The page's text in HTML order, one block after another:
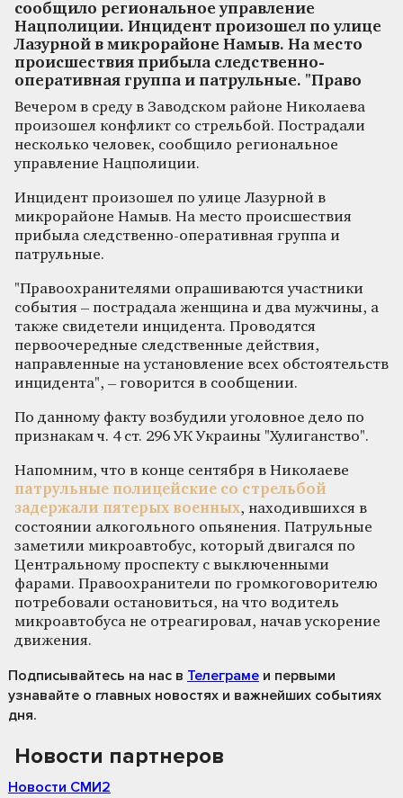
сообщило региональное управление
Нацполиции. Инцидент произошел по улице
Лазурной в микрорайоне Намыв. На место
происшествия прибыла следственно-
оперативная группа и патрульные. "Право
Вечером в среду в Заводском районе Николаева
произошел конфликт со стрельбой. Пострадали
несколько человек, сообщило региональное
управление Нацполиции.
Инцидент произошел по улице Лазурной в
микрорайоне Намыв. На место происшествия
прибыла следственно-оперативная группа и
патрульные.
"Правоохранителями опрашиваются участники
события – пострадала женщина и два мужчины, а
также свидетели инцидента. Проводятся
первоочередные следственные действия,
направленные на установление всех обстоятельств
инцидента", – говорится в сообщении.
По данному факту возбудили уголовное дело по
признакам ч. 4 ст. 296 УК Украины "Хулиганство".
Напомним, что в конце сентября в Николаеве
патрульные полицейские со стрельбой
задержали пятерых военных, находившихся в
состоянии алкогольного опьянения. Патрульные
заметили микроавтобус, который двигался по
Центральному проспекту с выключенными
фарами. Правоохранители по громкоговорителю
потребовали остановиться, на что водитель
микроавтобуса не отреагировал, начав ускорение
движения.
Подписывайтесь на нас в Телеграме и первыми
узнавайте о главных новостях и важнейших событиях
дня.
Новости партнеров
Новости СМИ2